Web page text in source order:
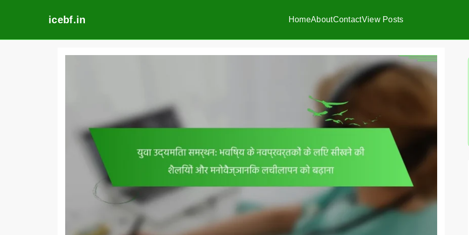
icebf.in HomeAboutContactView Posts